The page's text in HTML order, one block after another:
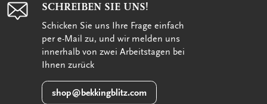
SCHREIBEN SIE UNS!
Schicken Sie uns Ihre Frage einfach
per e-Mail zu, und wir melden uns
innerhalb von zwei Arbeitstagen bei
Ihnen zurück
shop@bekkingblitz.com